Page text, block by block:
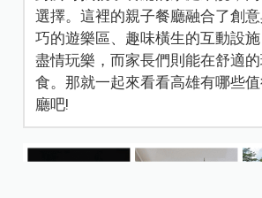
選擇。這裡的親子餐廳融合了創
巧的遊樂區、趣味橫生的互動設
盡情玩樂，而家長們則能在舒適
食。那就一起來看看高雄有哪些
廳吧!